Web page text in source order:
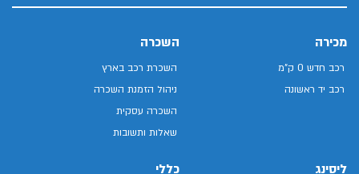
מכירה
רכב חדש 0 ק"מ
רכב יד ראשונה
השכרה
השכרת רכב בארץ
ניהול הזמנת השכרה
השכרה עסקית
שאלות ותשובות
ליסינג כללי